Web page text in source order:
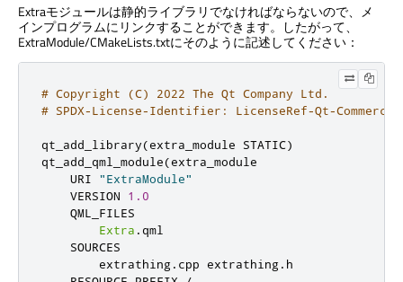
Extraモジュールは静的ライブラリでなければならないので、メ
インプログラムにリンクすることができます。したがって、
ExtraModule/CMakeLists.txtにそのように記述してください：
# Copyright (C) 2022 The Qt Company Ltd.
# SPDX-License-Identifier: LicenseRef-Qt-
qt_add_library(extra_module STATIC)
qt_add_qml_module(extra_module
    URI
"ExtraModule"
    VERSION
1.0
    QML_FILES
Extra . qml
    SOURCES
        extrathing
. cpp extrathing. h